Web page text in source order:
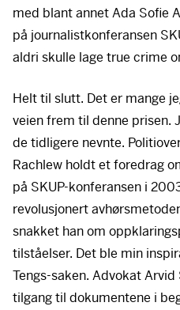
med blant annet Ada Sofie
på journalistkonferansen
aldri skulle lage true crime
Helt til slutt. Det er mange
veien frem til denne prisen.
de tidligere nevnte.
Rachlew holdt et foredrag
på SKUP-konferansen i
revolusjonert
snakket han om
tilståelser. Det ble min
Tengs-saken. Advokat
tilgang til dokumentene i